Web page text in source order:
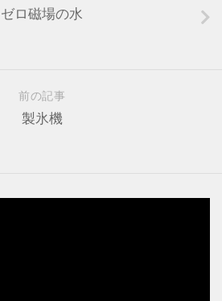
ゼロ磁場の水
前の記事
製氷機